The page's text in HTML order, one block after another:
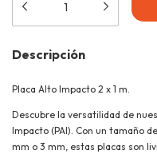
Descripción
Placa Alto Impacto 2 x 1 m.
Descubre la versatilidad de
Impacto (PAI). Con un tamaño
mm o 3 mm, estas placas son